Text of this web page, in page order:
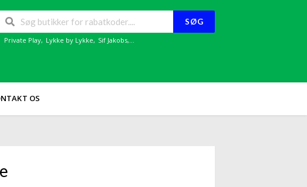
SØG
Private Play, Lykke by Lykke, Sif Jakobs,...
OS